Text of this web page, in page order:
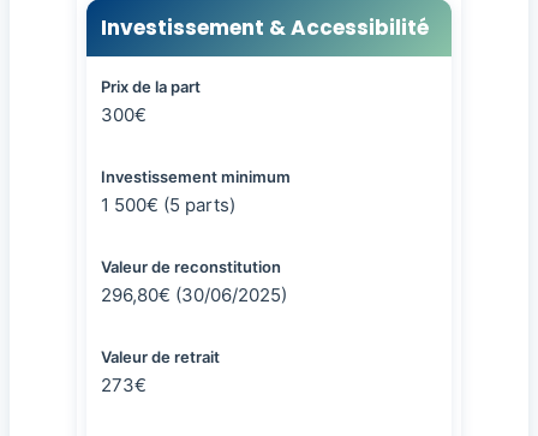
Investissement & Accessibilité
Prix de la part
300€
Investissement minimum
1 500€ (5 parts)
Valeur de reconstitution
296,80€ (30/06/2025)
Valeur de retrait
273€